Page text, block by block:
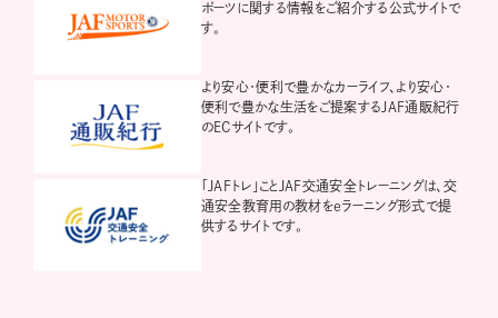
ポーツに関する情報をご紹介する公式サイトで
す。
より安心・便利で豊かなカーライフ、より安心・
便利で豊かな生活をご提案するJAF通販紀行
のECサイトです。
「JAFトレ」ことJAF交通安全トレーニングは、交
通安全教育用の教材をeラーニング形式で提
供するサイトです。